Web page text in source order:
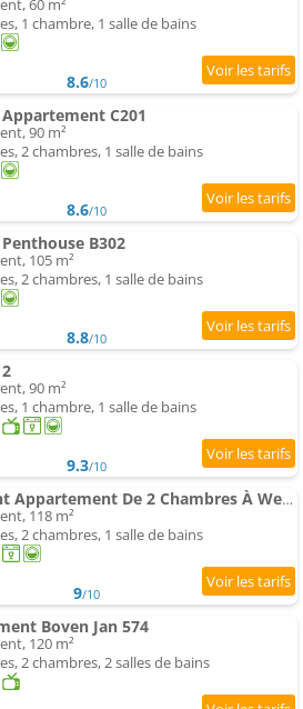
60 m²
1 chambre, 1 salle de bains
8.6/10
C201
90 m²
2 chambres, 1 salle de bains
8.6/10
B302
105 m²
2 chambres, 1 salle de bains
8.8/10
90 m²
1 chambre, 1 salle de bains
9.3/10
Charmant Appartement De 2 Chambres À Westerland
118 m²
2 chambres, 1 salle de bains
9/10
Boven Jan 574
120 m²
2 chambres, 2 salles de bains